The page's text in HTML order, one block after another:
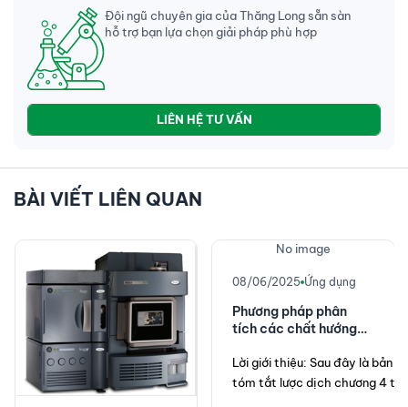
Đội ngũ chuyên gia của Thăng Long sẵn sàn
hỗ trợ bạn lựa chọn giải pháp phù hợp
LIÊN HỆ TƯ VẤN
BÀI VIẾT LIÊN QUAN
No image
08/06/2025 Ứng dụng
Phương pháp phân
tích các chất hướng
học và độc học -
Chương 4
Lời giới thiệu: Sau đây là bản
tóm tắt lược dịch chương 4 từ